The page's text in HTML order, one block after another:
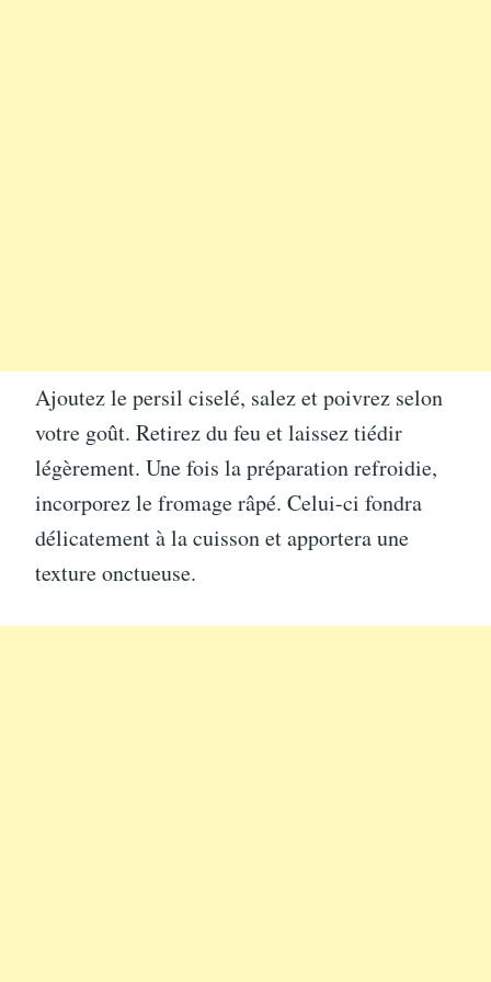
Ajoutez le persil ciselé, salez et poivrez selon
votre goût. Retirez du feu et laissez tiédir
légèrement. Une fois la préparation refroidie,
incorporez le fromage râpé. Celui-ci fondra
délicatement à la cuisson et apportera une
texture onctueuse.